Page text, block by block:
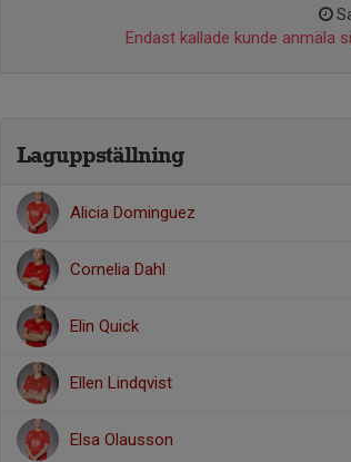
Endast kallade kunde anmäla
Laguppställning
Alicia Dominguez
Cornelia Dahl
Elin Quick
Ellen Lindqvist
Elsa Olausson